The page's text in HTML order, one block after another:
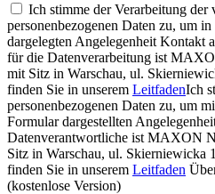
Ich stimme der Verarbeitung der
personenbezogenen Daten zu, um
dargelegten Angelegenheit Kontakt
für die Datenverarbeitung ist
mit Sitz in Warschau, ul.
finden Sie in unserem LeitfadenIch
personenbezogenen Daten zu, um
Formular dargestellten
Datenverantwortliche ist MAXON
Sitz in Warschau, ul. Skierniewicka
finden Sie in unserem Leitfaden
(kostenlose Version)